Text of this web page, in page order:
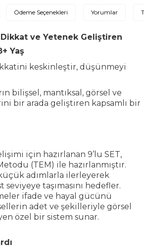
Ödeme Seçenekleri Yorumlar
Dikkat ve Yetenek Geliştiren
Yaş
keskinleştir, düşünmeyi
bilişsel, mantıksal, görsel ve
bir arada geliştiren kapsamlı bir
için hazırlanan 9’lu SET,
(TEM) ile hazırlanmıştır.
adımlarla ilerleyerek
taşımasını hedefler.
ifade ve hayal gücünü
adet ve şekilleriyle görsel
özel bir sistem sunar.